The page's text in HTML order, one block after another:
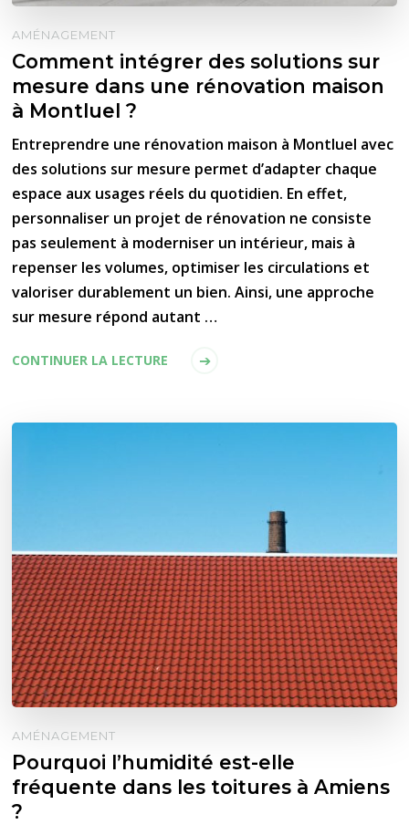
AMÉNAGEMENT
Comment intégrer des solutions sur
mesure dans une rénovation maison
à Montluel ?
Entreprendre une rénovation maison à Montluel avec
des solutions sur mesure permet d’adapter chaque
espace aux usages réels du quotidien. En effet,
personnaliser un projet de rénovation ne consiste
pas seulement à moderniser un intérieur, mais à
repenser les volumes, optimiser les circulations et
valoriser durablement un bien. Ainsi, une approche
sur mesure répond autant …
CONTINUER LA LECTURE
AMÉNAGEMENT
Pourquoi l’humidité est-elle
fréquente dans les toitures à Amiens
?